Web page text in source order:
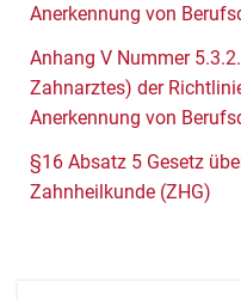
Anerkennung von
Anhang V Nummer
Zahnarztes) der
Anerkennung von
§16 Absatz 5 Gesetz
Zahnheilkunde (ZHG)